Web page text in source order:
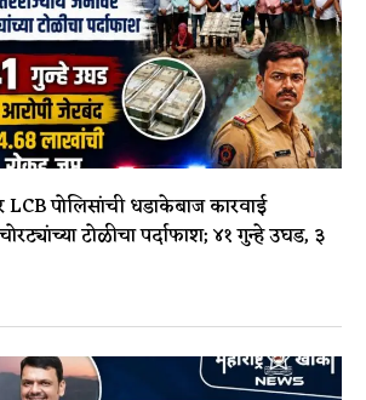
पोलिसांची धडाकेबाज कारवाई
टोळीचा पर्दाफाश; ४१ गुन्हे उघड, ३